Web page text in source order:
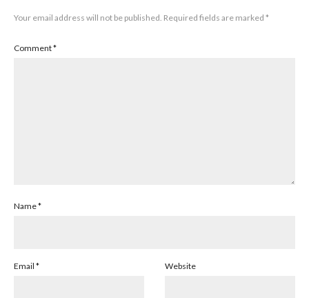
Your email address will not be published. Required fields are marked *
Comment*
Name*
Email * Website